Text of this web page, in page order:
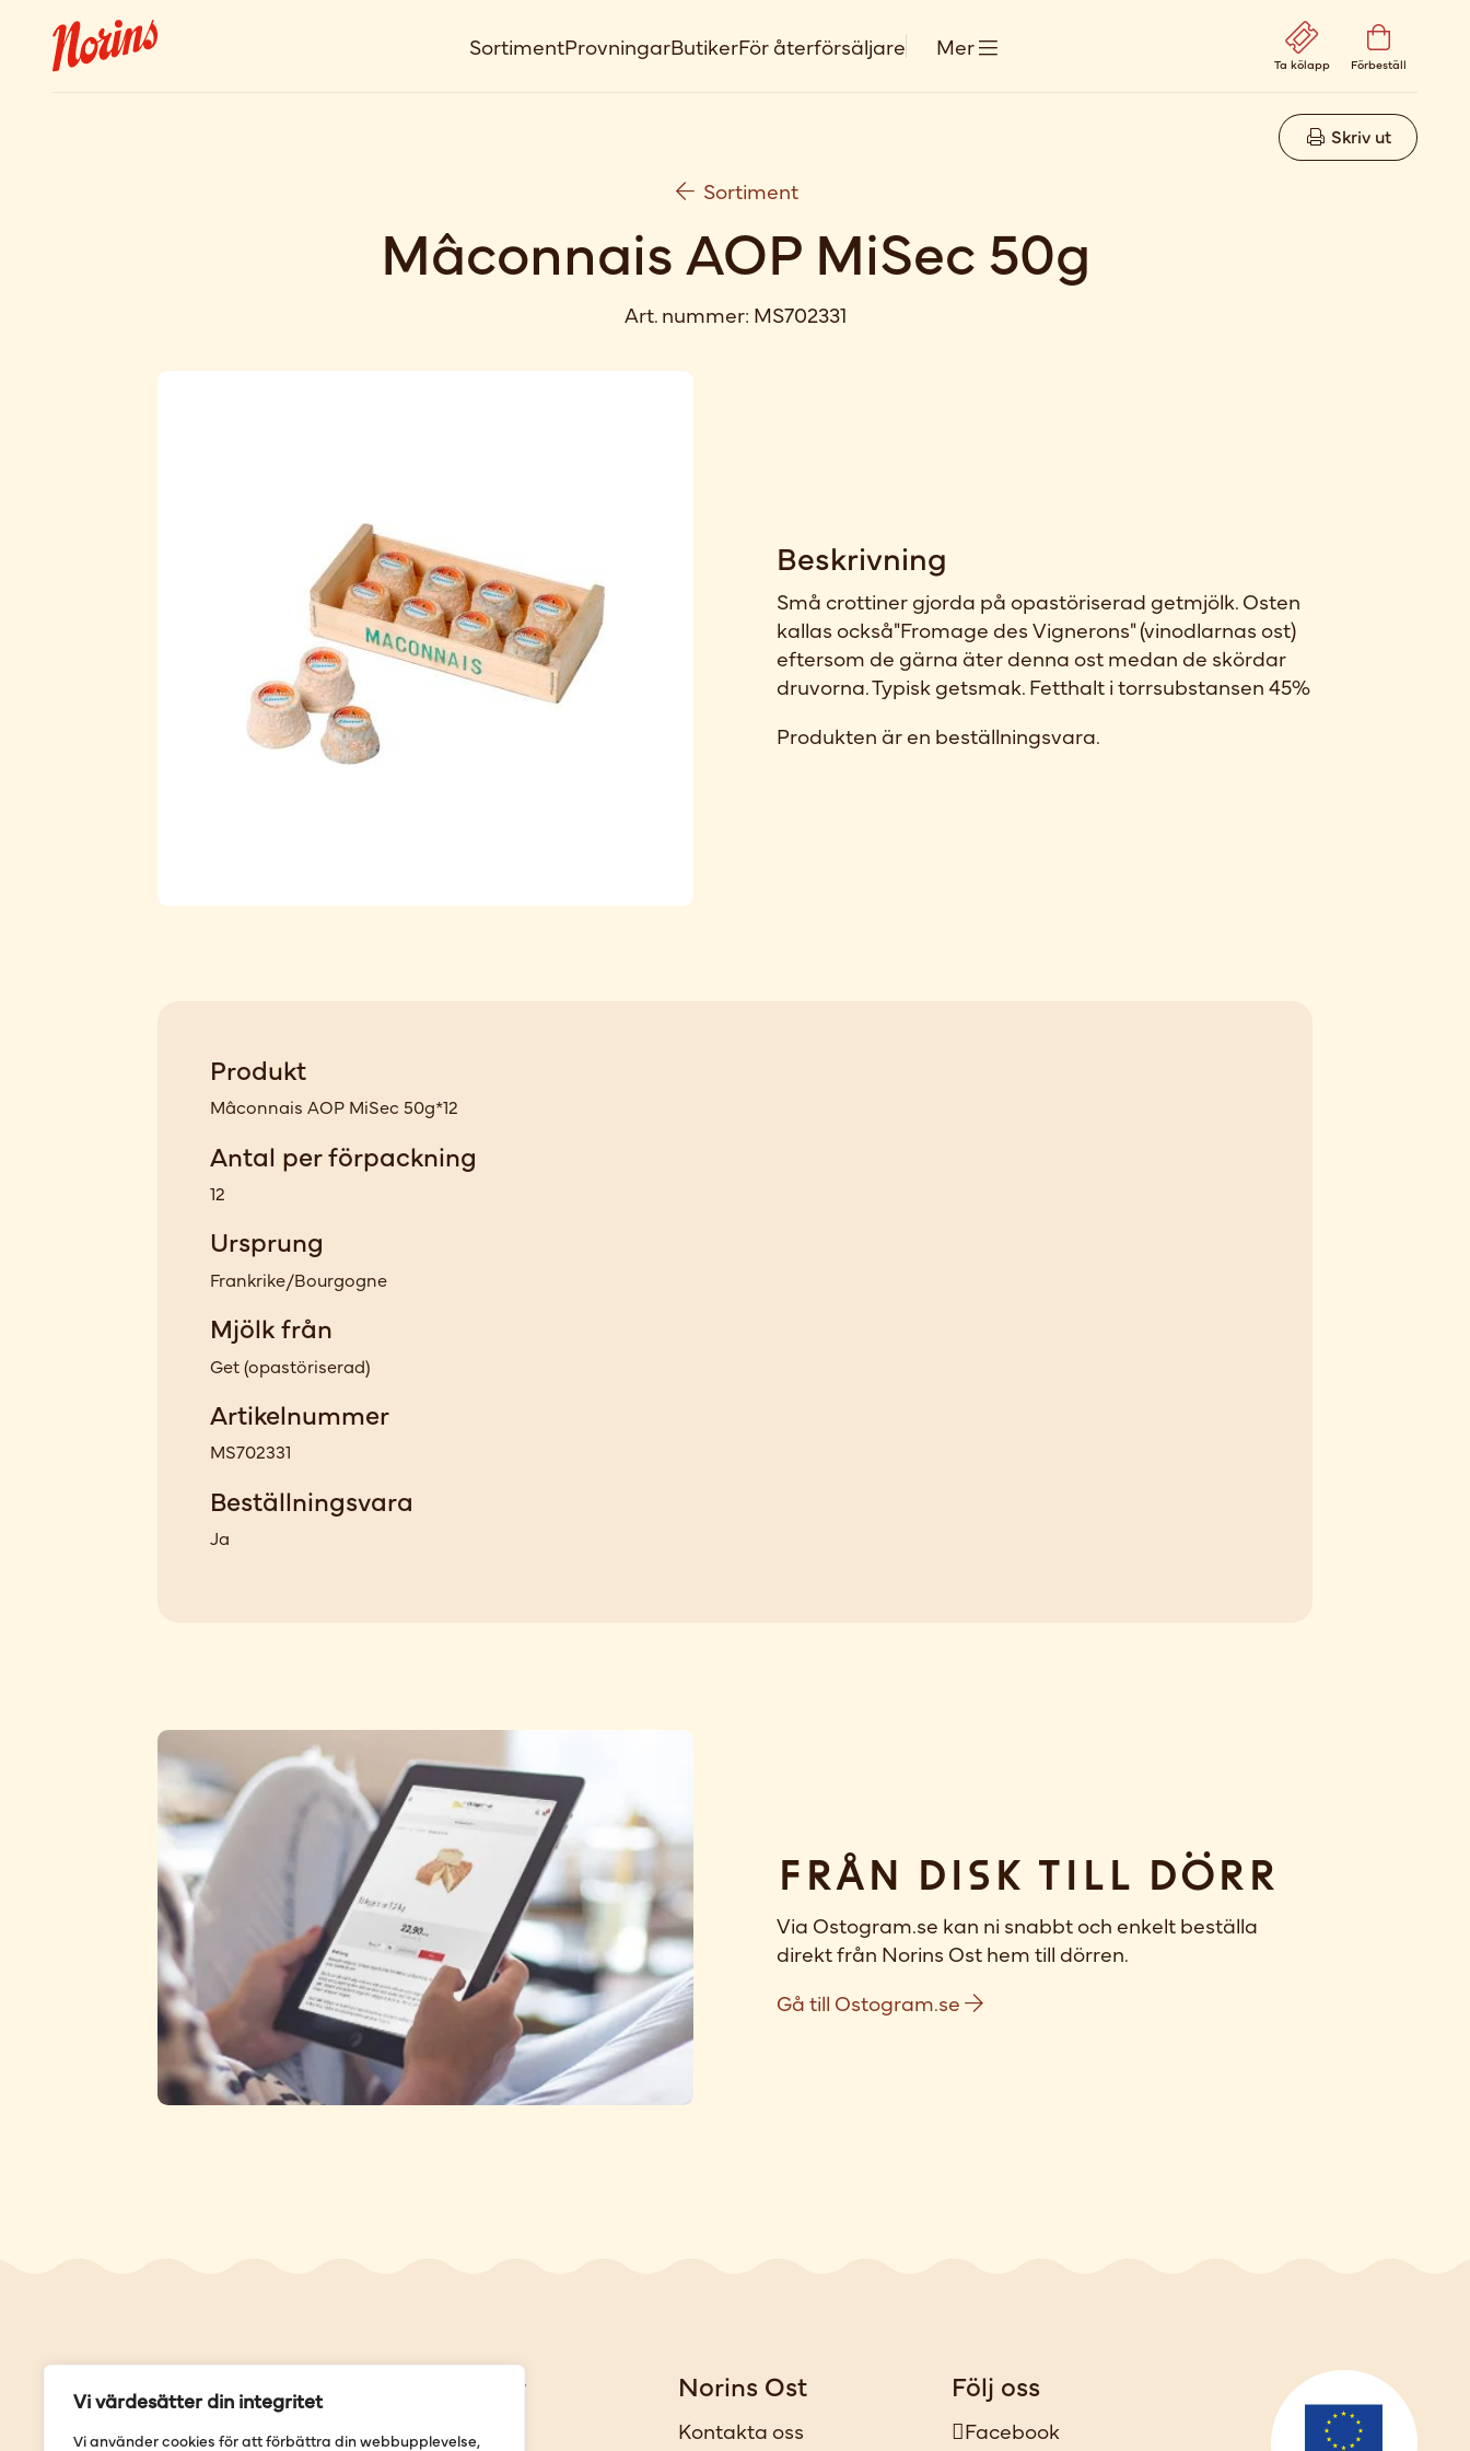
Vi värdesätter din integritet
Vi använder cookies för att förbättra din webbupplevelse,
SortimentProvningarButikerFör återförsäljare Mer
Ta kölapp Förbeställ
Skriv ut
Sortiment
Mâconnais AOP MiSec 50g
Art. nummer: MS702331
Beskrivning
Små crottiner gjorda på opastöriserad getmjölk. Osten
kallas också"Fromage des Vignerons" (vinodlarnas ost)
eftersom de gärna äter denna ost medan de skördar
druvorna. Typisk getsmak. Fetthalt i torrsubstansen 45%
Produkten är en beställningsvara.
Produkt
Mâconnais AOP MiSec 50g*12
Antal per förpackning
12
Ursprung
Frankrike/Bourgogne
Mjölk från
Get(opastöriserad)
Artikelnummer
MS702331
Beställningsvara
Ja
Från disk till dörr
Via Ostogram.se kan ni snabbt och enkelt beställa
direkt från Norins Ost hem till dörren.
Gå till Ostogram.se
Genvägar
Våra butiker
Norins Ost
Kontakta oss
Följ oss
Facebook